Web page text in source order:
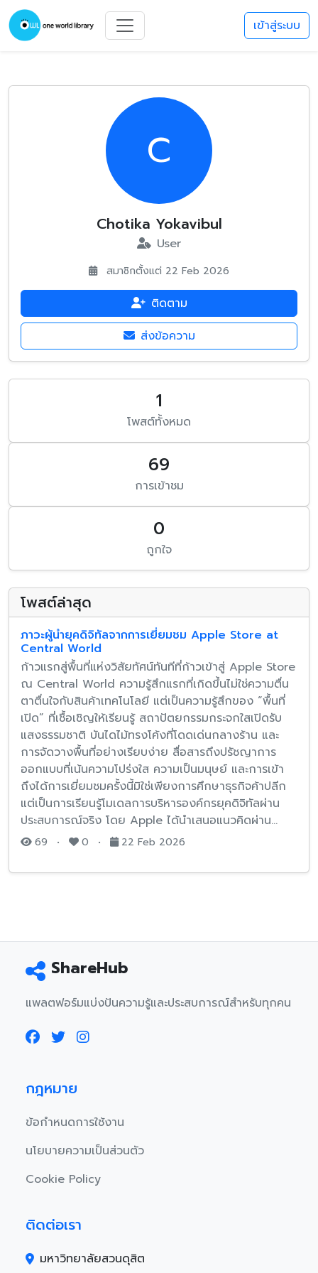
เข้าสู่ระบบ
C
Chotika Yokavibul
User
สมาชิกตั้งแต่ 22 Feb 2026
ติดตาม
ส่งข้อความ
1
โพสต์ทั้งหมด
69
การเข้าชม
0
ถูกใจ
โพสต์ล่าสุด
ภาวะผู้นำยุคดิจิทัลจากการเยี่ยมชม Apple Store at
Central World
ก้าวแรกสู่พื้นที่แห่งวิสัยทัศน์ทันทีที่ก้าวเข้าสู่ Apple Store
ณ Central World ความรู้สึกแรกที่เกิดขึ้นไม่ใช่ความตื่น
ตาตื่นใจกับสินค้าเทคโนโลยี แต่เป็นความรู้สึกของ “พื้นที่
เปิด” ที่เชื้อเชิญให้เรียนรู้ สถาปัตยกรรมกระจกใสเปิดรับ
แสงธรรมชาติ บันไดไม้ทรงโค้งที่โดดเด่นกลางร้าน และ
การจัดวางพื้นที่อย่างเรียบง่าย สื่อสารถึงปรัชญาการ
ออกแบบที่เน้นความโปร่งใส ความเป็นมนุษย์ และการเข้า
ถึงได้การเยี่ยมชมครั้งนี้มิใช่เพียงการศึกษาธุรกิจค้าปลีก
แต่เป็นการเรียนรู้โมเดลการบริหารองค์กรยุคดิจิทัลผ่าน
ประสบการณ์จริง โดย Apple ได้นำเสนอแนวคิดผ่าน…
69 • 0 • 22 Feb 2026
ShareHub
แพลตฟอร์มแบ่งปันความรู้และประสบการณ์สำหรับทุกคน
กฎหมาย
ข้อกำหนดการใช้งาน
นโยบายความเป็นส่วนตัว
Cookie Policy
ติดต่อเรา
มหาวิทยาลัยสวนดุสิต